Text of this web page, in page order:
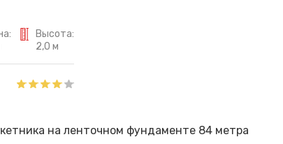
Высота:
2,0 м